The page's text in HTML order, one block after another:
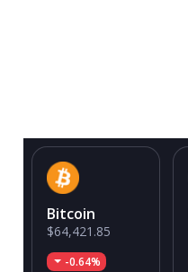
Bitcoin
$64,421.85
-0.64%